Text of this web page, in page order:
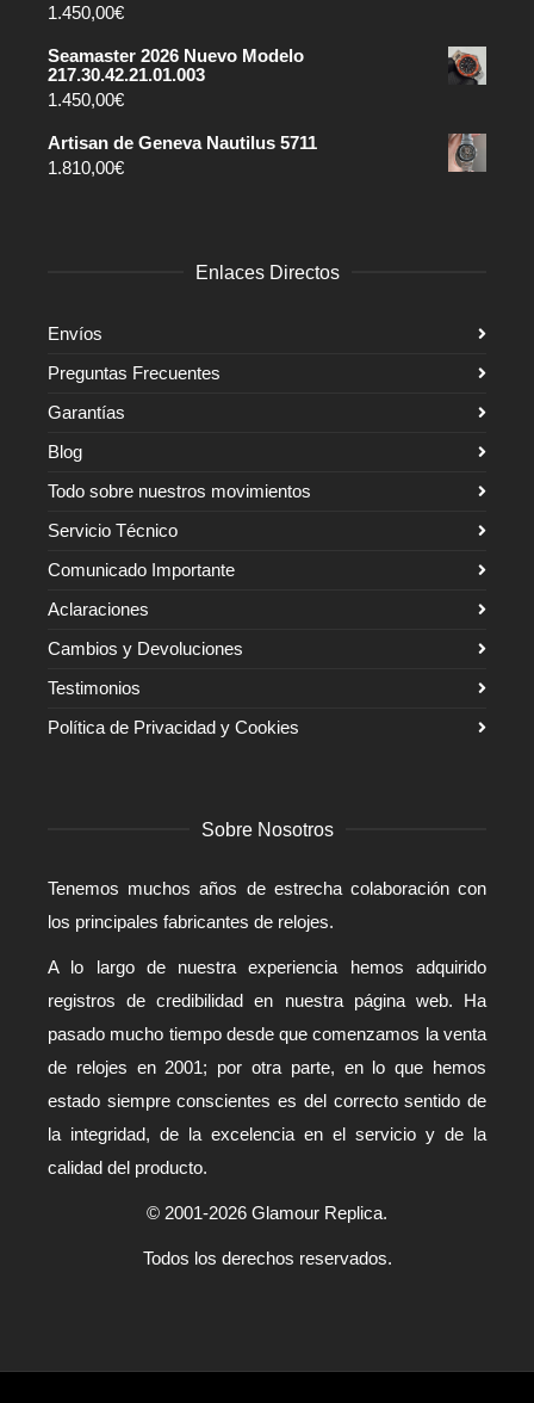
1.450,00€
Seamaster 2026 Nuevo Modelo
217.30.42.21.01.003
1.450,00€
Artisan de Geneva Nautilus 5711
1.810,00€
Enlaces Directos
Envíos
Preguntas Frecuentes
Garantías
Blog
Todo sobre nuestros movimientos
Servicio Técnico
Comunicado Importante
Aclaraciones
Cambios y Devoluciones
Testimonios
Política de Privacidad y Cookies
Sobre Nosotros
Tenemos muchos años de estrecha colaboración con
los principales fabricantes de relojes.
A lo largo de nuestra experiencia hemos adquirido
registros de credibilidad en nuestra página web. Ha
pasado mucho tiempo desde que comenzamos la venta
de relojes en 2001; por otra parte, en lo que hemos
estado siempre conscientes es del correcto sentido de
la integridad, de la excelencia en el servicio y de la
calidad del producto.
© 2001-2026 Glamour Replica.
Todos los derechos reservados.